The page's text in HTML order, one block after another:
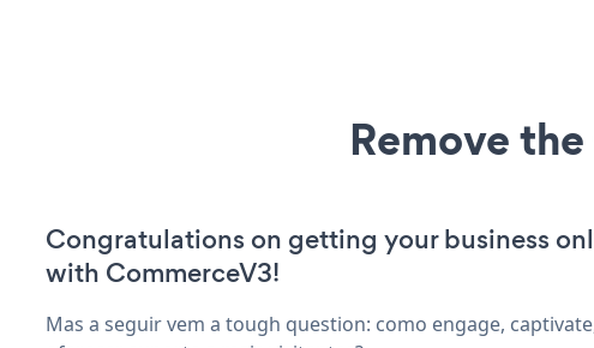
Remove
Congratulations on getting your business
with CommerceV3!
Mas a seguir vem a tough question: como engage,